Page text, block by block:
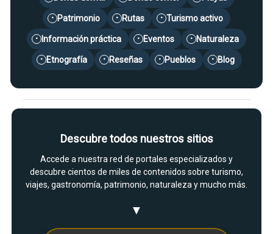
• Patrimonio • Rutas • Turismo activo
• Información práctica • Eventos • Naturaleza
• Etnografía • Reseñas • Pueblos • Blog
Descubre todos nuestros sitios
Accede a nuestra red de portales especializados y
descubre cientos de miles de contenidos sobre turismo,
viajes, gastronomía, patrimonio, naturaleza y mucho más.
▼